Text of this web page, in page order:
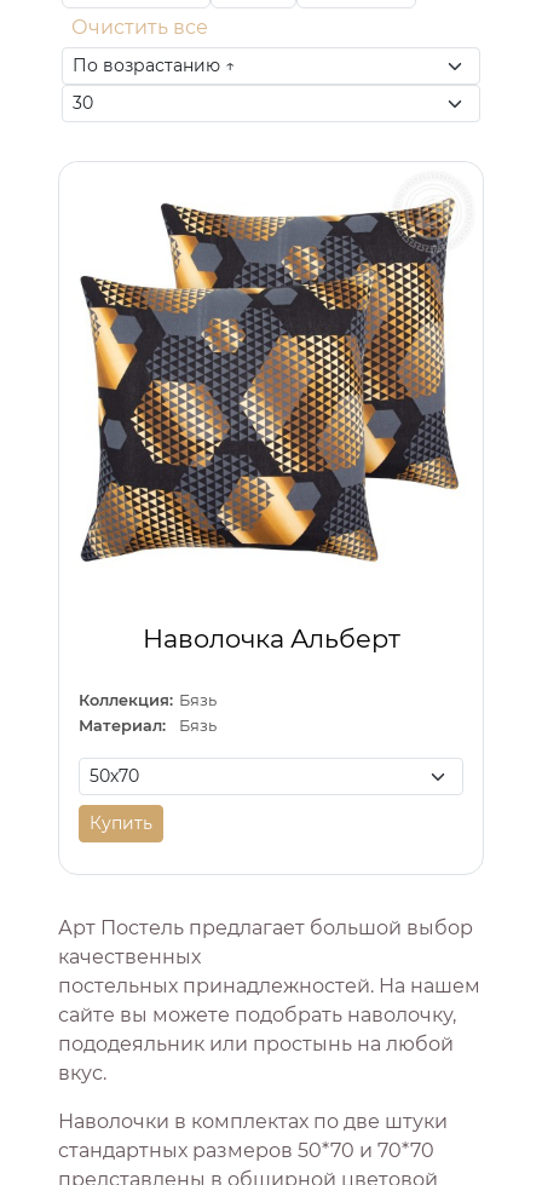
Очистить все
Наволочка Альберт
Коллекция: Бязь
Материал:
Бязь
Купить
Арт Постель предлагает большой выбор
качественных
постельных принадлежностей. На нашем
сайте вы можете подобрать наволочку,
пододеяльник или простынь на любой
вкус.
Наволочки в комплектах по две штуки
стандартных размеров 50*70 и 70*70
представлены в обширной цветовой